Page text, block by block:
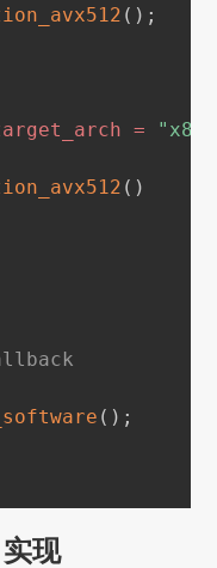
( ) ;
= "x86"
( )
( ) ;
现